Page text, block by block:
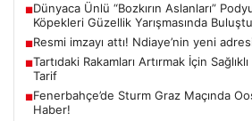
■Dünyaca Ünlü “Bozkırın Aslanları”
Köpekleri Güzellik Yarışmasında Buluştu
■Resmi imzayı attı! Ndiaye’nin yeni
■Tartıdaki Rakamları Artırmak İçin
Tarif
■Fenerbahçe’de Sturm Graz Maçında
Haber!